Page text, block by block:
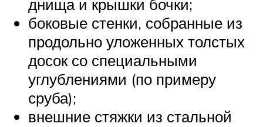
днища и крышки бочки;
боковые стенки, собранные из
продольно уложенных толстых
досок со специальными
углублениями (по примеру
сруба);
внешние стяжки из стальной